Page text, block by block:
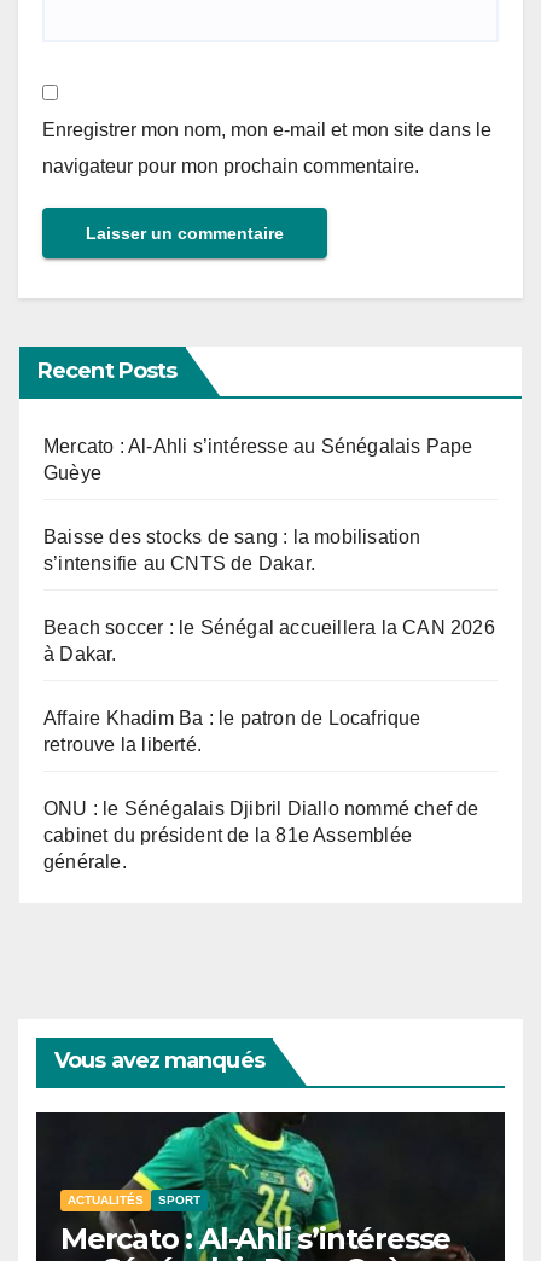
Enregistrer mon nom, mon e-mail et mon site dans le
navigateur pour mon prochain commentaire.
Recent Posts
Mercato : Al-Ahli s’intéresse au Sénégalais Pape
Guèye
Baisse des stocks de sang : la mobilisation
s’intensifie au CNTS de Dakar.
Beach soccer : le Sénégal accueillera la CAN 2026
à Dakar.
Affaire Khadim Ba : le patron de Locafrique
retrouve la liberté.
ONU : le Sénégalais Djibril Diallo nommé chef de
cabinet du président de la 81e Assemblée
générale.
Vous avez manqués
ACTUALITÉS SPORT
Mercato : Al-Ahli s’intéresse